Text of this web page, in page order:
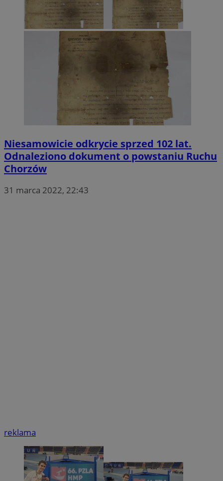
Niesamowicie odkrycie sprzed 102 lat.
Odnaleziono dokument o powstaniu Ruchu
Chorzów
31 marca 2022, 22:43
reklama